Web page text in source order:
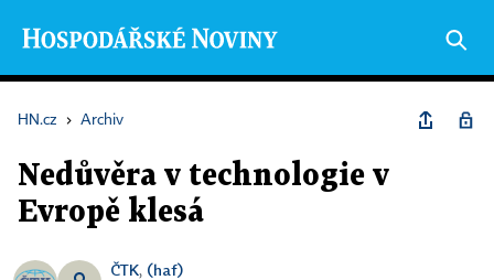
HN.cz › Archiv
Nedůvěra v technologie v
Evropě klesá
ČTK, (haf)